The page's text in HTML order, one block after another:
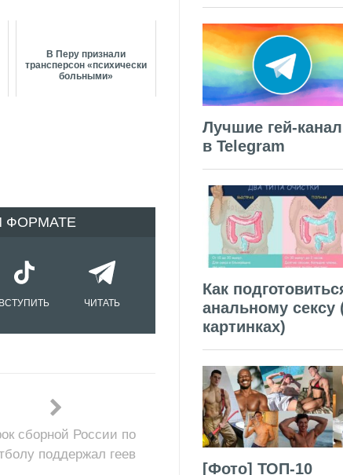
В Перу признали
трансперсон «психически
больными»
ФОРМАТЕ
ВСТУПИТЬ ЧИТАТЬ
сборной России по
поддержал геев
Лучшие гей-
в Telegram
Как
анальному сексу
картинках)
[Фото] ТОП-10